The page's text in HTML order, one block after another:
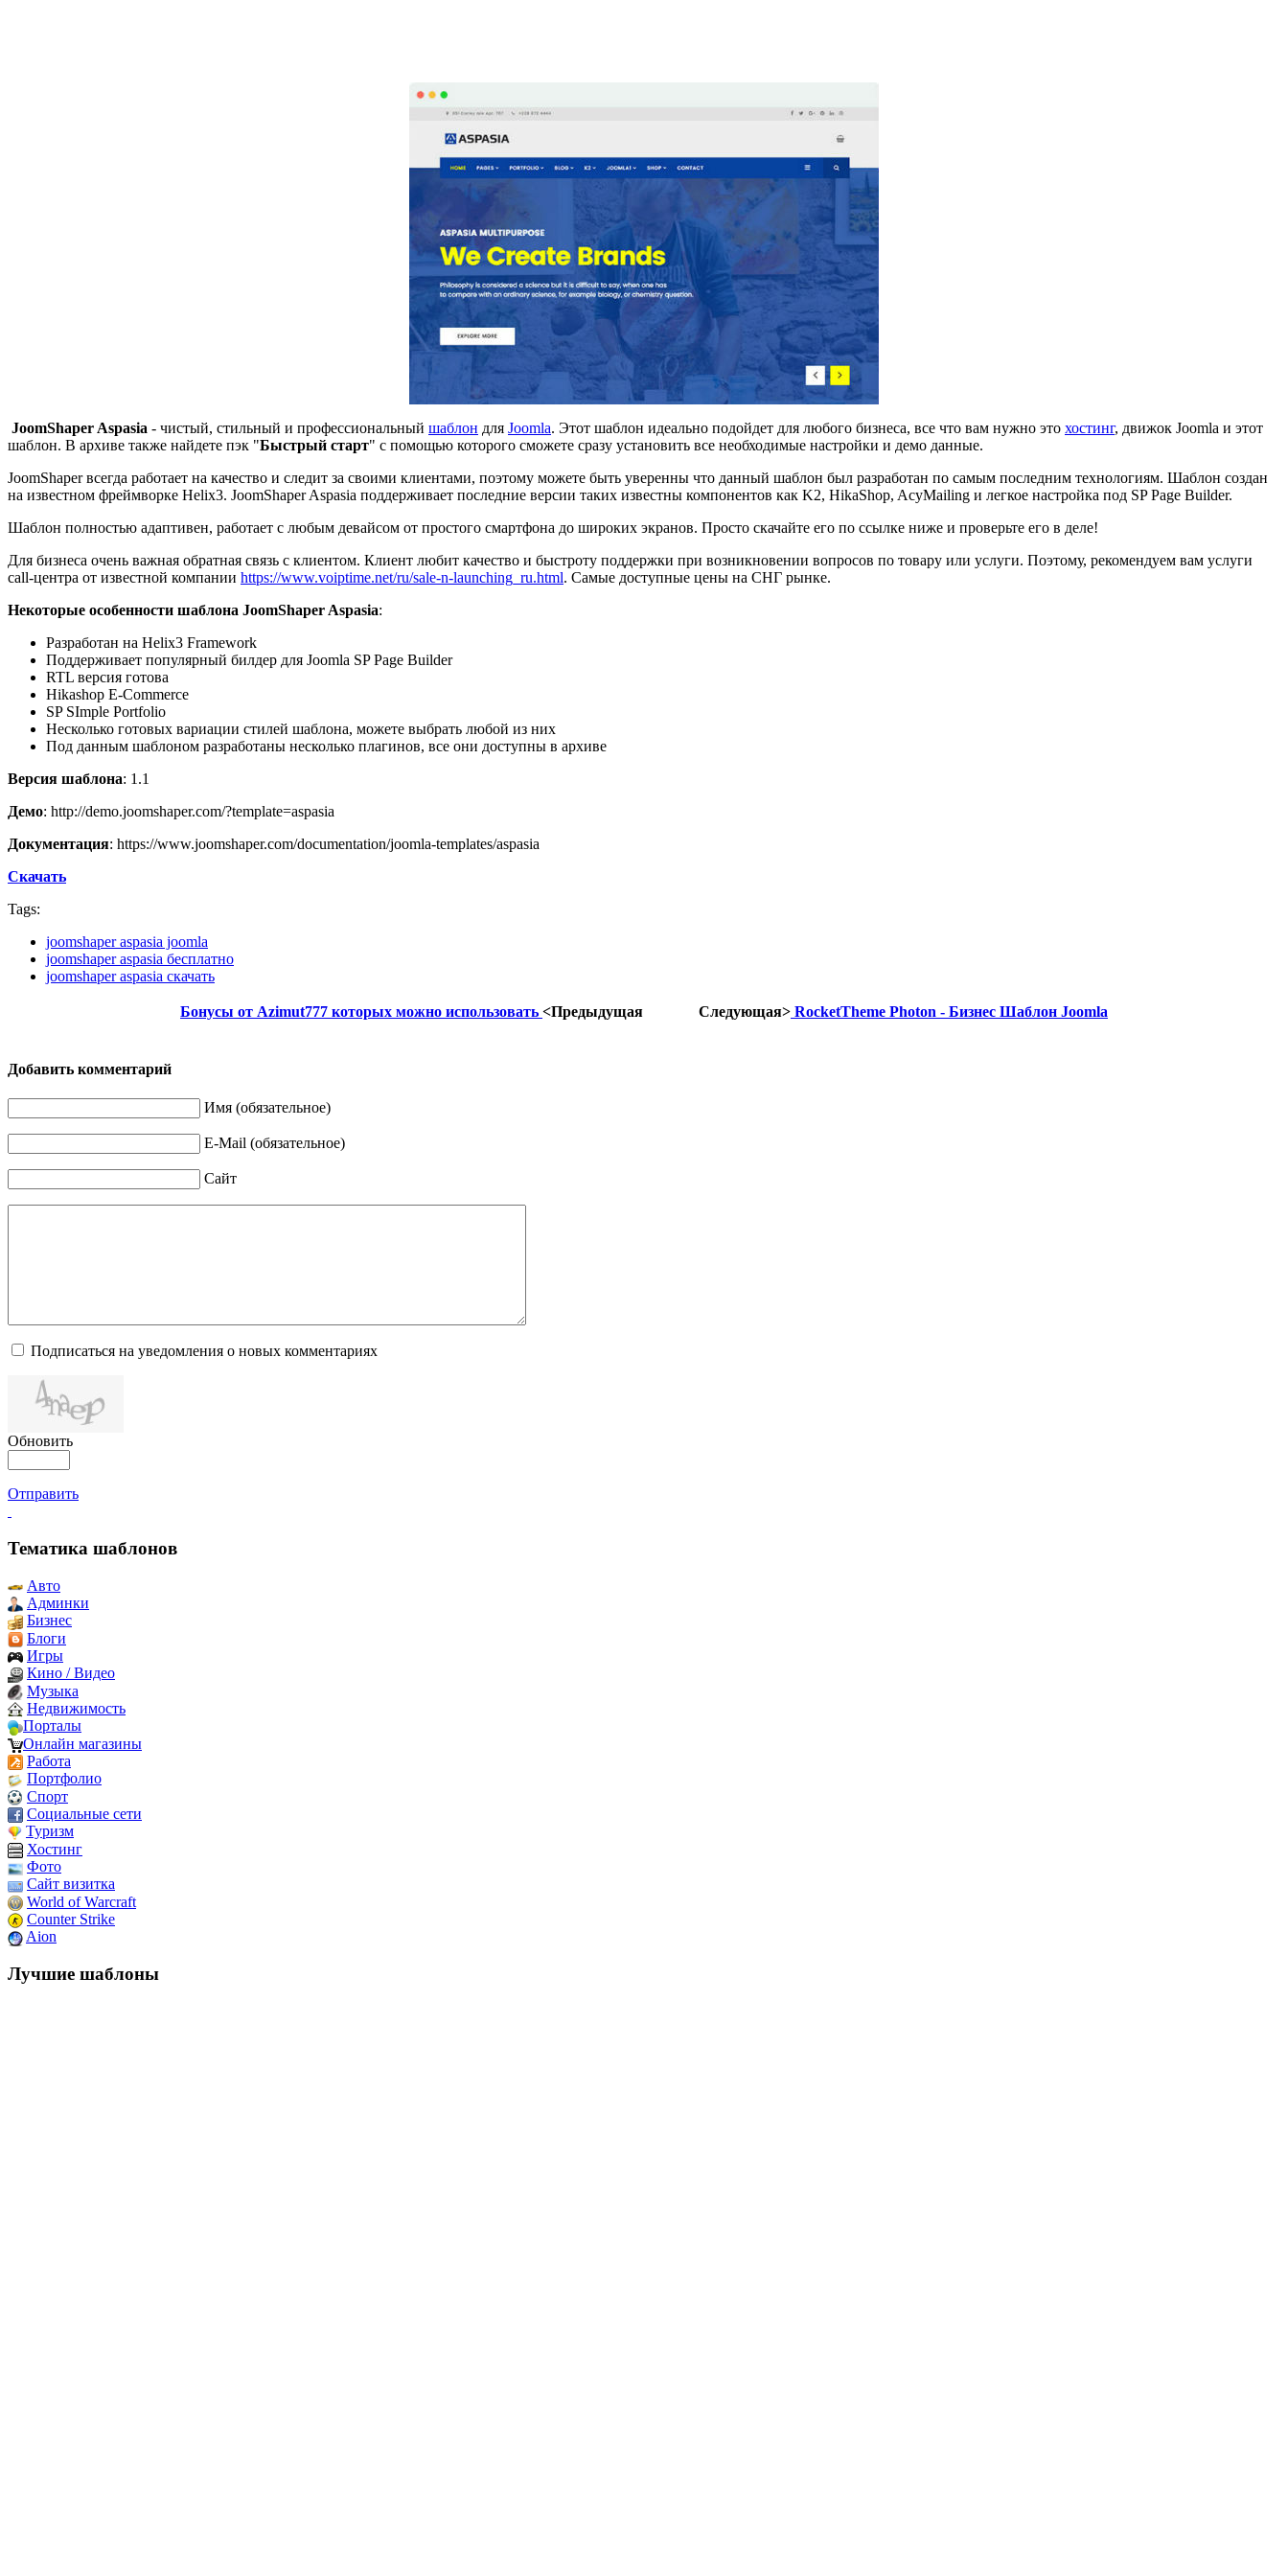
JoomShaper Aspasia - чистый, стильный и профессиональный шаблон для Joomla. Этот шаблон идеально подойдет для любого бизнеса, все что вам нужно это хостинг, движок Joomla и этот
шаблон. В архиве также найдете пэк "Быстрый старт" с помощью которого сможете сразу установить все необходимые настройки и демо данные.
JoomShaper всегда работает на качество и следит за своими клиентами, поэтому можете быть уверенны что данный шаблон был разработан по самым последним технологиям. Шаблон создан
на известном фреймворке Helix3. JoomShaper Aspasia поддерживает последние версии таких известны компонентов как K2, HikaShop, AcyMailing и легкое настройка под SP Page Builder.
Шаблон полностью адаптивен, работает с любым девайсом от простого смартфона до широких экранов. Просто скачайте его по ссылке ниже и проверьте его в деле!
Для бизнеса очень важная обратная связь с клиентом. Клиент любит качество и быстроту поддержки при возникновении вопросов по товару или услуги. Поэтому, рекомендуем вам услуги
call-центра от известной компании https://www.voiptime.net/ru/sale-n-launching_ru.html. Самые доступные цены на СНГ рынке.
Некоторые особенности шаблона JoomShaper Aspasia:
Разработан на Helix3 Framework
Поддерживает популярный билдер для Joomla SP Page Builder
RTL версия готова
Hikashop E-Commerce
SP SImple Portfolio
Несколько готовых вариации стилей шаблона, можете выбрать любой из них
Под данным шаблоном разработаны несколько плагинов, все они доступны в архиве
Версия шаблона: 1.1
Демо: http://demo.joomshaper.com/?template=aspasia
Документация: https://www.joomshaper.com/documentation/joomla-templates/aspasia
Скачать
Tags:
joomshaper aspasia joomla
joomshaper aspasia бесплатно
joomshaper aspasia скачать
Бонусы от Azimut777 которых можно использовать <Предыдущая Следующая> RocketTheme Photon - Бизнес Шаблон Joomla
Добавить комментарий
Имя (обязательное)
E-Mail (обязательное)
Сайт
Подписаться на уведомления о новых комментариях
Обновить
Отправить
Тематика шаблонов
Авто
Админки
Бизнес
Блоги
Игры
Кино / Видео
Музыка
Недвижимость
Порталы
Онлайн магазины
Работа
Портфолио
Спорт
Социальные сети
Туризм
Хостинг
Фото
Сайт визитка
World of Warcraft
Counter Strike
Aion
Лучшие шаблоны